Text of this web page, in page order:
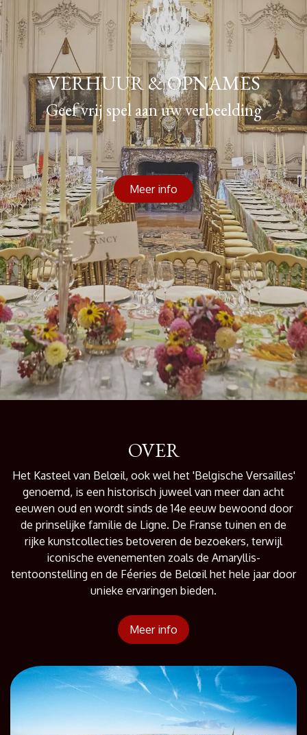
VERHUUR & OPNAMES
Geef vrij spel aan uw verbeelding
Meer info
OVER
Het Kasteel van Belœil, ook wel het 'Belgische Versailles'
genoemd, is een historisch juweel van meer dan acht
eeuwen oud en wordt sinds de 14e eeuw bewoond door
de prinselijke familie de Ligne. De Franse tuinen en de
rijke kunstcollecties betoveren de bezoekers, terwijl
iconische evenementen zoals de Amaryllis-
tentoonstelling en de Féeries de Belœil het hele jaar door
unieke ervaringen bieden.
Meer info